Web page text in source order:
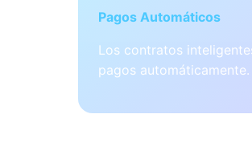
Pagos Automáticos
Los contratos
pagos